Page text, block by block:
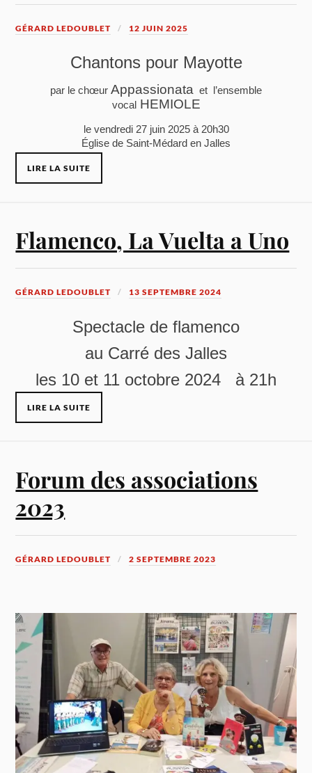
GÉRARD LEDOUBLET 12 JUIN 2025
Chantons pour Mayotte
par le chœur Appassionata et l’ensemble
vocalHEMIOLE
le vendredi 27 juin 2025 à 20h30
Église de Saint-Médard en Jalles
LIRE LA SUITE
Flamenco, La Vuelta a Uno
GÉRARD LEDOUBLET 13 SEPTEMBRE 2024
Spectacle de flamenco
au Carré des Jalles
les 10 et 11 octobre 2024 à 21h
LIRE LA SUITE
Forum des associations
2023
GÉRARD LEDOUBLET 2 SEPTEMBRE 2023